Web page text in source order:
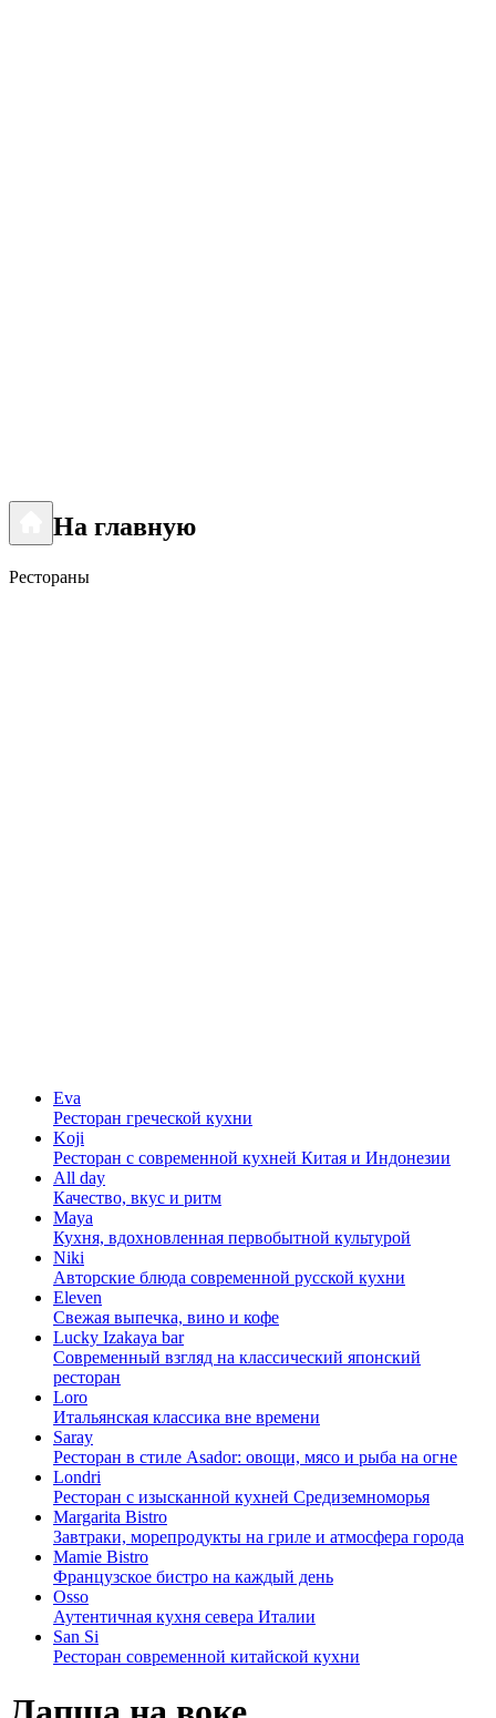
На главную
Рестораны
Eva
Ресторан греческой кухни
Koji
Ресторан с cовременной кухней Китая и Индонезии
All day
Качество, вкус и ритм
Maya
Кухня, вдохновленная первобытной культурой
Niki
Авторские блюда современной русской кухни
Eleven
Свежая выпечка, вино и кофе
Lucky Izakaya bar
Современный взгляд на классический японский
ресторан
Loro
Итальянская классика вне времени
Saray
Ресторан в стиле Asador: овощи, мясо и рыба на огне
Londri
Ресторан с изысканной кухней Средиземноморья
Margarita Bistro
Завтраки, морепродукты на гриле и атмосфера города
Mamie Bistro
Французское бистро на каждый день
Osso
Аутентичная кухня севера Италии
San Si
Ресторан современной китайской кухни